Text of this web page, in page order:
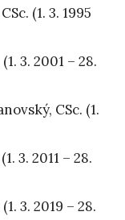
(1. 3. 1995
3. 2001 – 28.
CSc. (1.
3. 2011 – 28.
3. 2019 – 28.